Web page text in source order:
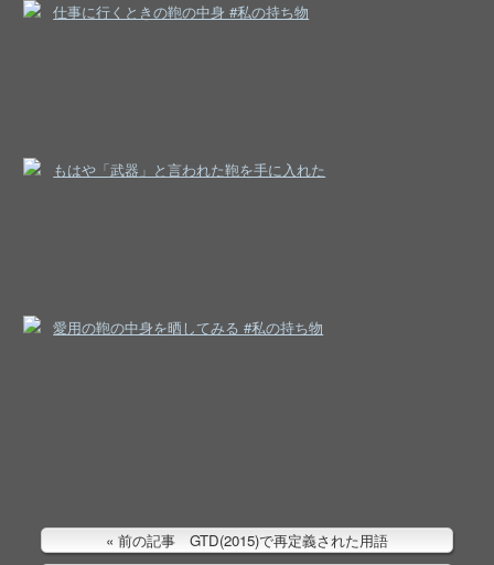
仕事に行くときの鞄の中身 #私の持ち物
もはや「武器」と言われた鞄を手に入れた
愛用の鞄の中身を晒してみる #私の持ち物
前の記事 GTD(2015)で再定義された用語